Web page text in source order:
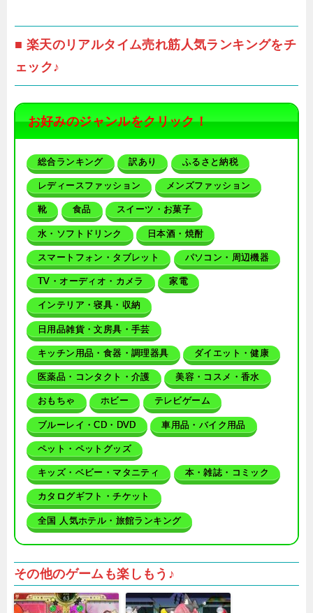
■ 楽天のリアルタイム売れ筋人気ランキングをチ
ェック♪
お好みのジャンルをクリック！
総合ランキング 訳あり ふるさと納税
レディースファッション メンズファッション
靴 食品 スイーツ・お菓子
水・ソフトドリンク 日本酒・焼酎
スマートフォン・タブレット パソコン・周辺機器
TV・オーディオ・カメラ 家電
インテリア・寝具・収納
日用品雑貨・文房具・手芸
キッチン用品・食器・調理器具 ダイエット・健康
医薬品・コンタクト・介護 美容・コスメ・香水
おもちゃ ホビー テレビゲーム
ブルーレイ・CD・DVD 車用品・バイク用品
ペット・ペットグッズ
キッズ・ベビー・マタニティ 本・雑誌・コミック
カタログギフト・チケット
全国 人気ホテル・旅館ランキング
その他のゲームも楽しもう♪